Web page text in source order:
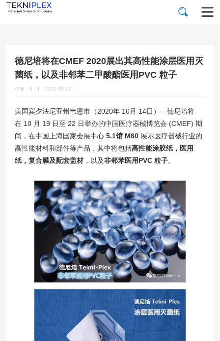
德尼培将在CMEF 2020展出其高性能涂层医用灭
菌纸，以及非邻苯二甲酸酯医用PVC 粒子
作者：0 2021-05-12
美国宾夕法尼亚州韦恩市（2020年 10月 14日）-- 德尼培将
在 10 月 19 日至 22 日举办的中国医疗器械博览会 (CMEF) 期
间，在中国上海国家会展中心 5.1馆 M60 展示医疗器械行业的
高性能材料和部件等产品，其中将包括高性能涂胶纸，医用
纸，复合膜及配套盖材 ，以及非邻苯医用PVC 粒子。